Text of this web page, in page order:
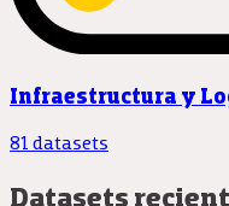
Infraestructura y
81 datasets
Datasets